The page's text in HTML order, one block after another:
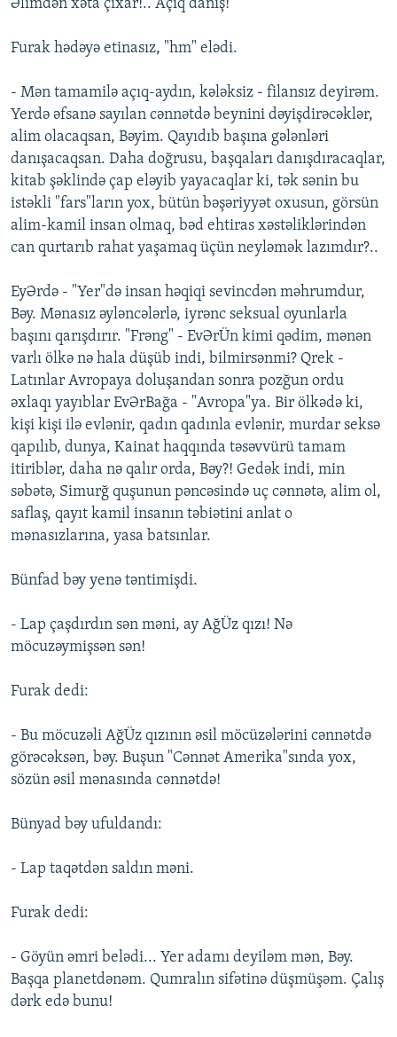
Əlimdən xəta çıxar!.. Açıq danış!
Furak hədəyə etinasız, "hm" elədi.
- Mən tamamilə açıq-aydın, kələksiz - filansız deyirəm.
Yerdə əfsanə sayılan cənnətdə beynini dəyişdirəcəklər,
alim olacaqsan, Bəyim. Qayıdıb başına gələnləri
danışacaqsan. Daha doğrusu, başqaları danışdıracaqlar,
kitab şəklində çap eləyib yayacaqlar ki, tək sənin bu
istəkli "fars"ların yox, bütün bəşəriyyət oxusun, görsün
alim-kamil insan olmaq, bəd ehtiras xəstəliklərindən
can qurtarıb rahat yaşamaq üçün neyləmək lazımdır?..
EyƏrdə - "Yer"də insan həqiqi sevincdən məhrumdur,
Bəy. Mənasız əyləncələrlə, iyrənc seksual oyunlarla
başını qarışdırır. "Frəng" - EvƏrÜn kimi qədim, mənən
varlı ölkə nə hala düşüb indi, bilmirsənmi? Qrek -
Latınlar Avropaya doluşandan sonra pozğun ordu
əxlaqı yayıblar EvƏrBağa - "Avropa"ya. Bir ölkədə ki,
kişi kişi ilə evlənir, qadın qadınla evlənir, murdar seksə
qapılıb, dunya, Kainat haqqında təsəvvürü tamam
itiriblər, daha nə qalır orda, Bəy?! Gedək indi, min
səbətə, Simurğ quşunun pəncəsində uç cənnətə, alim ol,
saflaş, qayıt kamil insanın təbiətini anlat o
mənasızlarına, yasa batsınlar.
Bünfad bəy yenə təntimişdi.
- Lap çaşdırdın sən məni, ay AğÜz qızı! Nə
möcuzəymişsən sən!
Furak dedi:
- Bu möcuzəli AğÜz qızının əsil möcüzələrini cənnətdə
görəcəksən, bəy. Buşun "Cənnət Amerika"sında yox,
sözün əsil mənasında cənnətdə!
Bünyad bəy ufuldandı:
- Lap taqətdən saldın məni.
Furak dedi:
- Göyün əmri belədi... Yer adamı deyiləm mən, Bəy.
Başqa planetdənəm. Qumralın sifətinə düşmüşəm. Çalış
dərk edə bunu!